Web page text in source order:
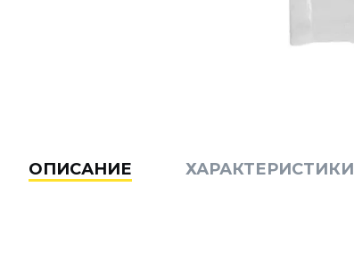
ОПИСАНИЕ ХАРАКТЕРИСТИКИ